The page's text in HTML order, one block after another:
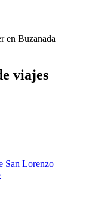
en Buzanada
viajes
San Lorenzo